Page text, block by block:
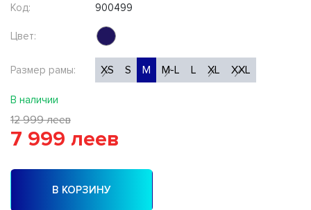
Код: 900499
Цвет:
Размер рамы: XS S M M-L L XL XXL
В наличии
12 999 леев
7 999 леев
В КОРЗИНУ